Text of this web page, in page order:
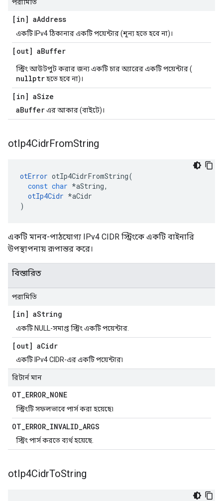
পরামিতি
[in] aAddress
একটি IPv4 ঠিকানার একটি পয়েন্টার (শূন্য হতে হবে না)।
[out] aBuffer
স্ট্রিং আউটপুট করার জন্য একটি চার অ্যারের একটি পয়েন্টার (
nullptrহতে হবে না)।
[in] aSize
aBufferএর আকার (বাইটে)।
otIp4CidrFromString
otError otIp4CidrFromString(
const char *aString,
otIp4Cidr *aCidr
)
একটি মানব-পাঠযোগ্য IPv4 CIDR স্ট্রিংকে একটি বাইনারি
উপস্থাপনায় রূপান্তর করে।
বিস্তারিত
পরামিতি
[in] aString
একটি NULL-সমাপ্ত স্ট্রিং একটি পয়েন্টার.
[out] aCidr
একটি IPv4 CIDR-এর একটি পয়েন্টার৷
রিটার্ন মান
OT_ERROR_NONE
স্ট্রিংটি সফলভাবে পার্স করা হয়েছে৷
OT_ERROR_INVALID_ARGS
স্ট্রিং পার্স করতে ব্যর্থ হয়েছে.
otIp4CidrToString